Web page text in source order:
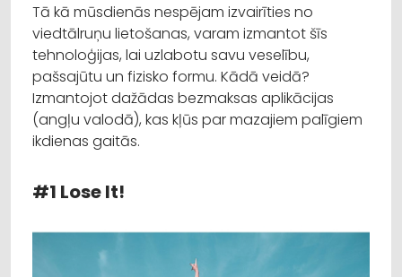
Tā kā mūsdienās nespējam izvairīties no
viedtālruņu lietošanas, varam izmantot šīs
tehnoloģijas, lai uzlabotu savu veselību,
pašsajūtu un fizisko formu. Kādā veidā?
Izmantojot dažādas bezmaksas aplikācijas
(angļu valodā), kas kļūs par mazajiem palīgiem
ikdienas gaitās.
#1 Lose It!